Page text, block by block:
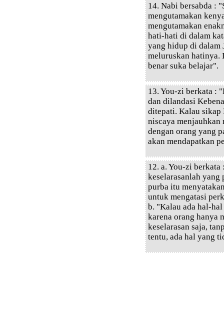
14. Nabi bersabda :
mengutamakan
mengutamakan
hati-hati di dalam
yang hidup di dalam
meluruskan hatinya.
benar suka belajar".
13. You-zi berkata :
dan dilandasi
ditepati. Kalau sikap
niscaya menjauhkan
dengan orang yang
akan mendapatkan
12. a. You-zi
keselarasanlah yang
purba itu
untuk mengatasi
b. "Kalau ada hal-
karena orang hanya
keselarasan saja,
tentu, ada hal yang